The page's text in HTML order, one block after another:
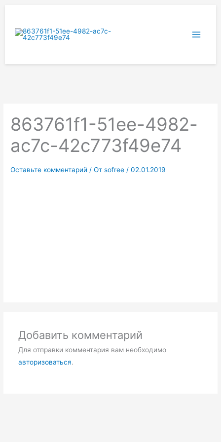
содержимому
863761f1-51ee-4982-
ac7c-42c773f49e74
Оставьте комментарий / Отsofree /02.01.2019
Добавить комментарий
Для отправки комментария вам необходимо
авторизоваться.